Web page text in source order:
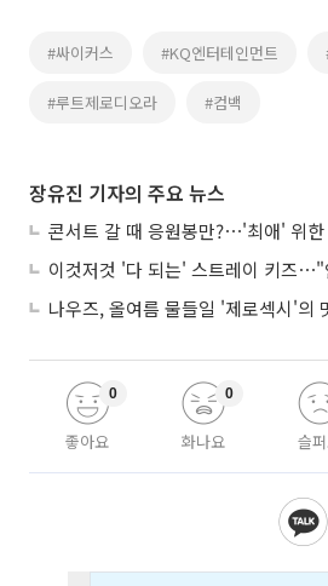
#싸이커스 #KQ엔터테인먼트
#루트제로디오라 #컴백
장유진 기자의 주요 뉴스
콘서트 갈 때 응원봉만?⋯'최애' 위
좋아요
0
화나요
0
슬